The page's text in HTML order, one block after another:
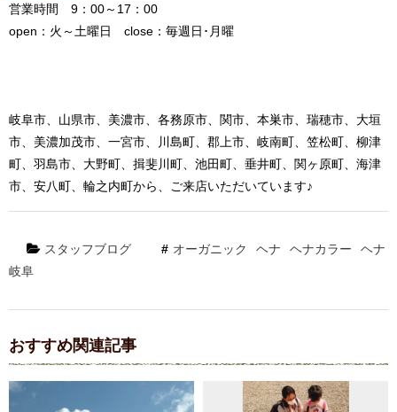
営業時間 9：00～17：00
open：火～土曜日 close：毎週日･月曜
岐阜市、山県市、美濃市、各務原市、関市、本巣市、瑞穂市、大垣
市、美濃加茂市、一宮市、川島町、郡上市、岐南町、笠松町、柳津
町、羽島市、大野町、揖斐川町、池田町、垂井町、関ヶ原町、海津
市、安八町、輪之内町から、ご来店いただいています♪
スタッフブログ オーガニック ヘナ ヘナカラー
ヘナ
岐阜
おすすめ関連記事